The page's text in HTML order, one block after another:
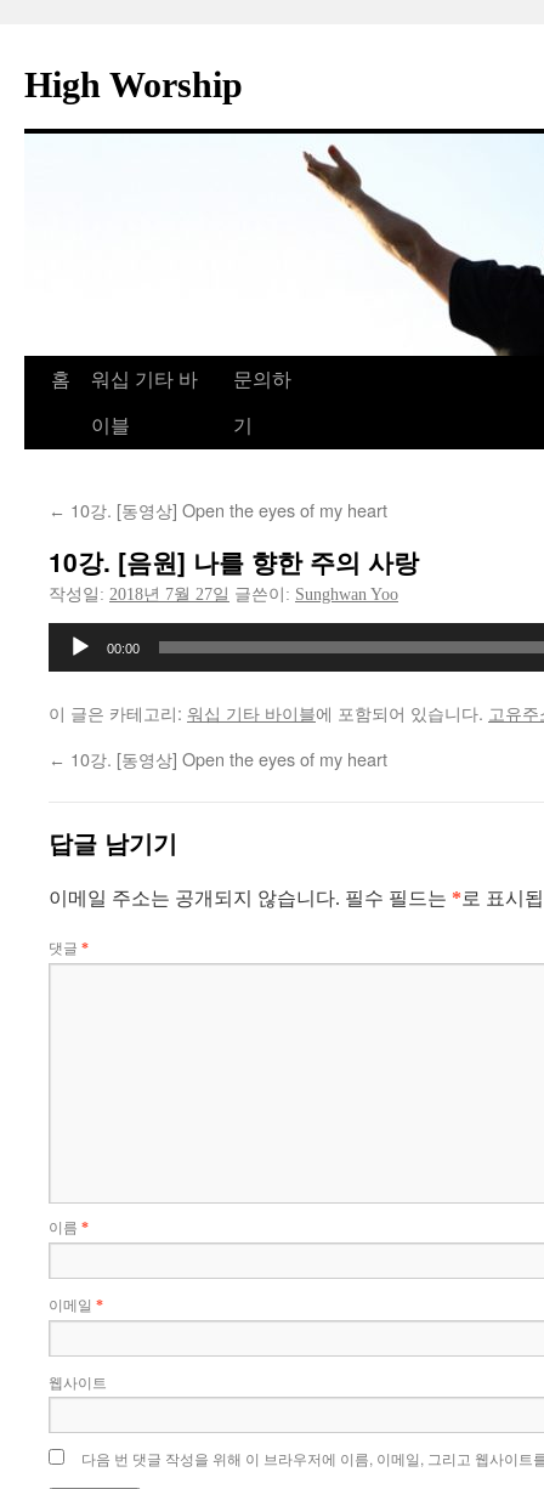
츠
로
High Worship
홈 워십 기타 바
이블
문의하
기
← 10강. [동영상] Open the eyes of my heart
10강. [음원] 나를 향한 주의 사랑
작성일: 2018년 7월 27일 글쓴이: Sunghwan Yoo
플
00:00
이 글은 카테고리: 워십 기타 바이블에 포함되어 있습니다. 고유
← 10강. [동영상] Open the eyes of my heart
답글 남기기
이메일 주소는 공개되지 않습니다. 필수 필드는 * 로 표시
댓글 *
이름 *
이메일 *
웹사이트
다음 번 댓글 작성을 위해 이 브라우저에 이름, 이메일, 그리고 웹사이트